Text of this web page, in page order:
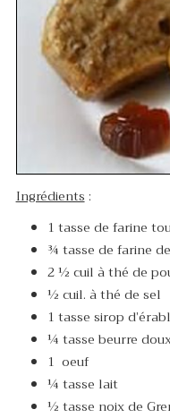
Ingrédients :
1 tasse de farine
¾ tasse de farine
2 ½ cuil à thé de
½ cuil. à thé de sel
1 tasse sirop
¼ tasse beurre
1 oeuf
¼ tasse lait
½ tasse noix de